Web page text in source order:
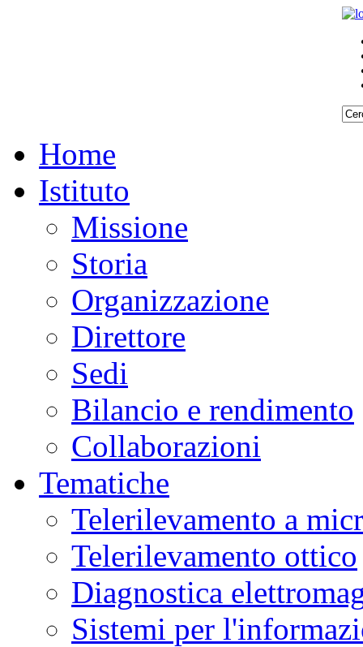
Home
Istituto
Missione
Storia
Organizzazione
Direttore
Sedi
Bilancio e rendimento
Collaborazioni
Tematiche
Telerilevamento a
Telerilevamento ottico
Diagnostica
Sistemi per